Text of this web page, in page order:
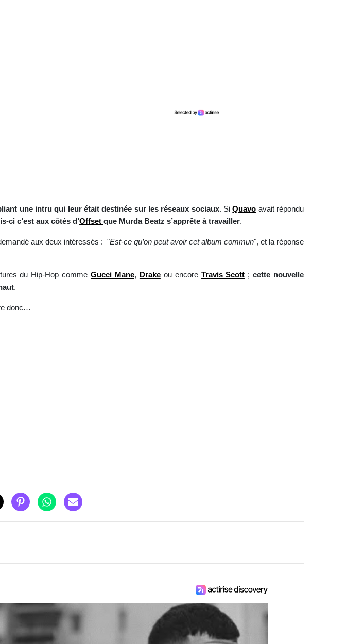
une intru qui leur était destinée sur les réseaux sociaux. SiQuavo avait répondu
ci c’est aux côtés d’Offset que Murda Beatz s’apprête à travailler.
aux deux intéressés : "Est-ce qu’on peut avoir cet album commun", et la réponse
du Hip-Hop commeGucci Mane, Drakeou encore Travis Scott ;cette nouvelle
.
donc…